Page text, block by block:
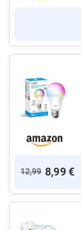
12,99 8,99 €